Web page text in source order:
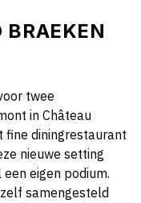
BRAEKEN
twee
in Château
fine diningrestaurant
nieuwe setting
eigen podium.
samengesteld